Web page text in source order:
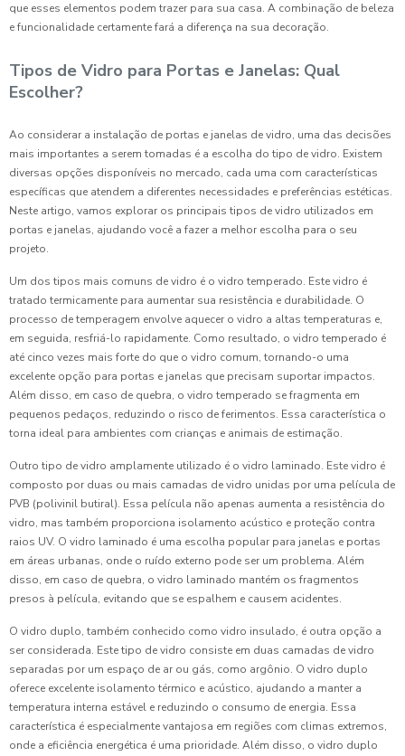
que esses elementos podem trazer para sua casa. A combinação de beleza
e funcionalidade certamente fará a diferença na sua decoração.
Tipos de Vidro para Portas e Janelas: Qual
Escolher?
Ao considerar a instalação de portas e janelas de vidro, uma das decisões
mais importantes a serem tomadas é a escolha do tipo de vidro. Existem
diversas opções disponíveis no mercado, cada uma com características
específicas que atendem a diferentes necessidades e preferências estéticas.
Neste artigo, vamos explorar os principais tipos de vidro utilizados em
portas e janelas, ajudando você a fazer a melhor escolha para o seu
projeto.
Um dos tipos mais comuns de vidro é o vidro temperado. Este vidro é
tratado termicamente para aumentar sua resistência e durabilidade. O
processo de temperagem envolve aquecer o vidro a altas temperaturas e,
em seguida, resfriá-lo rapidamente. Como resultado, o vidro temperado é
até cinco vezes mais forte do que o vidro comum, tornando-o uma
excelente opção para portas e janelas que precisam suportar impactos.
Além disso, em caso de quebra, o vidro temperado se fragmenta em
pequenos pedaços, reduzindo o risco de ferimentos. Essa característica o
torna ideal para ambientes com crianças e animais de estimação.
Outro tipo de vidro amplamente utilizado é o vidro laminado. Este vidro é
composto por duas ou mais camadas de vidro unidas por uma película de
PVB (polivinil butiral). Essa película não apenas aumenta a resistência do
vidro, mas também proporciona isolamento acústico e proteção contra
raios UV. O vidro laminado é uma escolha popular para janelas e portas
em áreas urbanas, onde o ruído externo pode ser um problema. Além
disso, em caso de quebra, o vidro laminado mantém os fragmentos
presos à película, evitando que se espalhem e causem acidentes.
O vidro duplo, também conhecido como vidro insulado, é outra opção a
ser considerada. Este tipo de vidro consiste em duas camadas de vidro
separadas por um espaço de ar ou gás, como argônio. O vidro duplo
oferece excelente isolamento térmico e acústico, ajudando a manter a
temperatura interna estável e reduzindo o consumo de energia. Essa
característica é especialmente vantajosa em regiões com climas extremos,
onde a eficiência energética é uma prioridade. Além disso, o vidro duplo